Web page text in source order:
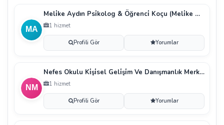
Meli̇ke Aydın Psi̇kolog & Öğrenci̇ Koçu (Meli̇ke Aydın
1 hizmet
Profili Gör Yorumlar
Nefes Okulu Ki̇şi̇sel Geli̇şi̇m Ve Danışmanlık Merkezi̇
1 hizmet
Profili Gör Yorumlar